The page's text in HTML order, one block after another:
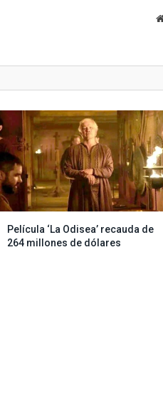
Película ‘La Odisea’ recauda de
264 millones de dólares